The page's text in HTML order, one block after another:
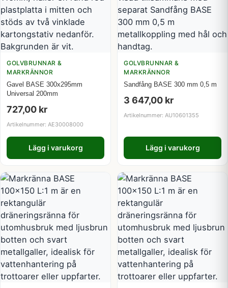
GOLVBRUNNAR &
MARKRÄNNOR
Gavel BASE 300x295mm
Universal 200mm
727,00 kr
Artikelnummer: AE30008000
Lägg i varukorg
GOLVBRUNNAR &
MARKRÄNNOR
Sandfång BASE 300 mm 0,5 m
3 647,00 kr
Artikelnummer: AU10601355
Lägg i varukorg